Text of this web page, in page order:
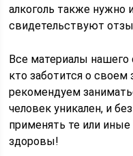
алкоголь также нужно
свидетельствуют
Все материалы нашего
кто заботится о
рекомендуем
человек уникален, и
применять те или
здоровы!